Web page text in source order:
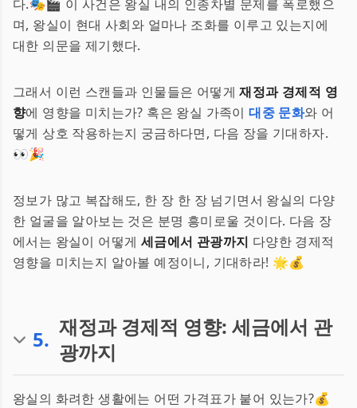
다.🎭🎬 이 사건은 왕실 내의 인종차별 문제를 폭로했으
며, 왕실이 현대 사회와 얼마나 조화를 이루고 있는지에
대한 의문을 제기했다.
그래서 이런 스캔들과 인물들은 어떻게재정과 경제적 영
향에 영향을 미치는가? 혹은 왕실 가족이대중 문화와 어
떻게 상호 작용하는지 궁금하다면, 다음 장을 기대하자.
👀🎉
정보가 많고 복잡해도, 한 장 한 장 넘기면서 왕실의 다양
한 얼굴을 알아보는 것은 분명 흥미로울 것이다. 다음 장
에서는 왕실이 어떻게 세금에서 관광까지 다양한 경제적
영향을 미치는지 알아볼 예정이니, 기대하라! 🌟💰
5. 재정과 경제적 영향: 세금에서 관
광까지
왕실의 화려한 생활에는 어떤 가격표가 붙어 있는가?💰